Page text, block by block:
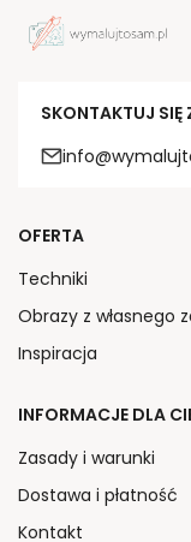
SKONTAKTUJ SIĘ
OFERTA
Techniki
Obrazy z własnego
Inspiracja
INFORMACJE DLA
Zasady i warunki
Dostawa i płatność
Kontakt